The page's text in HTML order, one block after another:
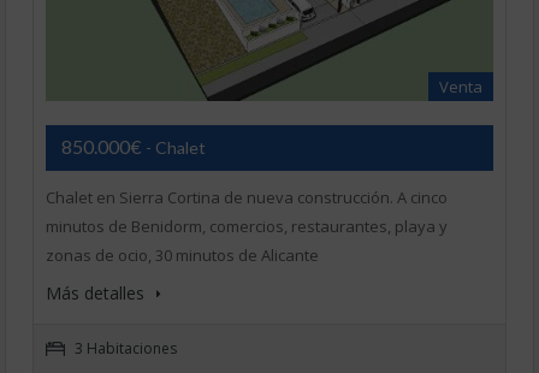
Venta
850.000€ - Chalet
Chalet en Sierra Cortina de nueva construcción. A cinco
minutos de Benidorm, comercios, restaurantes, playa y
zonas de ocio, 30 minutos de Alicante
Más detalles
3 Habitaciones